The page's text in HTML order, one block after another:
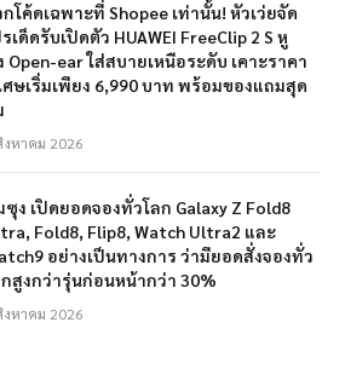
กโค้ดเฉพาะที่ Shopee เท่านั้น! หัวเว่ยจัด
เด็ดรับเปิดตัว HUAWEI FreeClip 2 S หู
Open-ear ใส่สบายเหนือระดับ เคาะราคา
ษเริ่มเพียง 6,990 บาท พร้อมของแถมสุด
งหาคม 2026
ซุง เปิดยอดจองทั่วโลก Galaxy Z Fold8
Fold8, Flip8, Watch Ultra2 และ
อย่างเป็นทางการ ว่ามียอดสั่งจองทั่ว
สูงกว่ารุ่นก่อนหน้ากว่า 30%
งหาคม 2026